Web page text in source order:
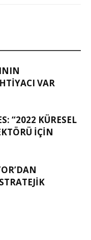
VAR
“2022 KÜRESEL
IÇIN